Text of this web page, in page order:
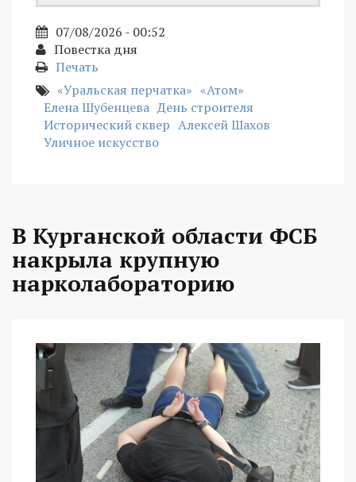
07/08/2026 - 00:52
Повестка дня
Печать
«Уральская перчатка» «Атом»
Елена Шубенцева День строителя
Исторический сквер Алексей Шахов
Уличное искусство
В Курганской области ФСБ
накрыла крупную
нарколабораторию